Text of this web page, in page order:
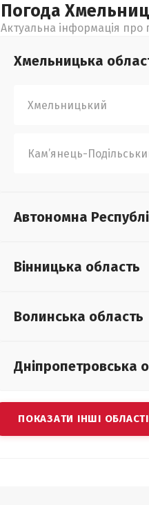
Погода
Актуальна інформація про
Хмельницька
Хмельницький
Кам’янець-
Автономна
Вінницька область
Волинська область
Дніпропетровська
ПОКАЗАТИ ІНШІ ОБЛАСТІ